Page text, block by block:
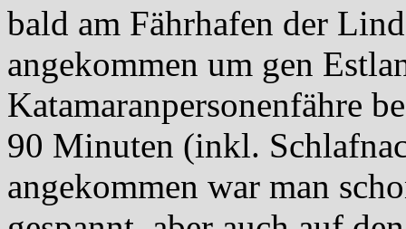
bald am Fährhafen der
angekommen um gen
Katamaranpersonenfähre
90 Minuten (inkl.
angekommen war man